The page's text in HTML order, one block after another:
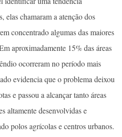
elas chamaram a atenção dos
concentrado algumas das maiores
aproximadamente 15% das áreas
ocorreram no período mais
evidencia que o problema deixou
e passou a alcançar tanto áreas
altamente desenvolvidas e
polos agrícolas e centros urbanos.